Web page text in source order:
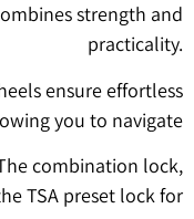
strength and
practicality.
ensure effortless
you to navigate
combination lock,
TSA preset lock for